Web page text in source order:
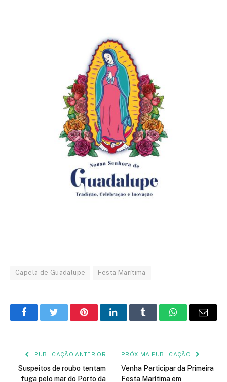
Capela de Guadalupe Festa Marítima
FacebookTwitter PinterestLinkedInTumblr WhatsApp
E-
PUBLICAÇÃO ANTERIOR
Suspeitos de roubo tentam
fuga pelo mar do Porto da
PRÓXIMA PUBLICAÇÃO
Venha Participar da Primeira
Festa Marítima em